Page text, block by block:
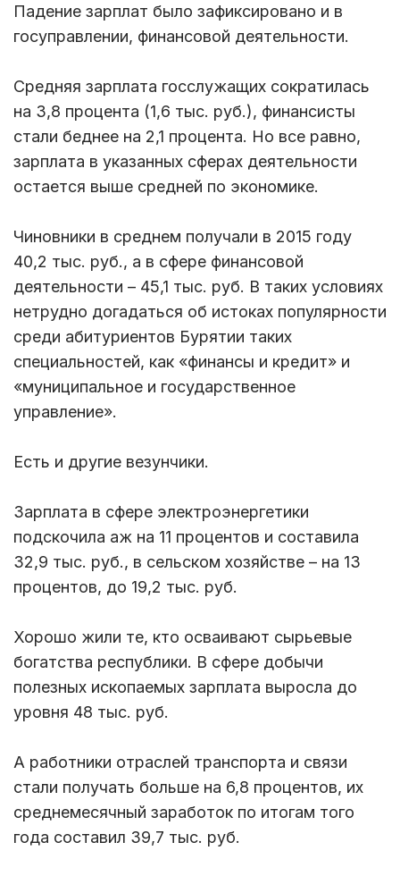
Падение зарплат было зафиксировано и в
госуправлении, финансовой деятельности.
Средняя зарплата госслужащих сократилась
на 3,8 процента (1,6 тыс. руб.), финансисты
стали беднее на 2,1 процента. Но все равно,
зарплата в указанных сферах деятельности
остается выше средней по экономике.
Чиновники в среднем получали в 2015 году
40,2 тыс. руб., а в сфере финансовой
деятельности – 45,1 тыс. руб. В таких условиях
нетрудно догадаться об истоках популярности
среди абитуриентов Бурятии таких
специальностей, как «финансы и кредит» и
«муниципальное и государственное
управление».
Есть и другие везунчики.
Зарплата в сфере электроэнергетики
подскочила аж на 11 процентов и составила
32,9 тыс. руб., в сельском хозяйстве – на 13
процентов, до 19,2 тыс. руб.
Хорошо жили те, кто осваивают сырьевые
богатства республики. В сфере добычи
полезных ископаемых зарплата выросла до
уровня 48 тыс. руб.
А работники отраслей транспорта и связи
стали получать больше на 6,8 процентов, их
среднемесячный заработок по итогам того
года составил 39,7 тыс. руб.